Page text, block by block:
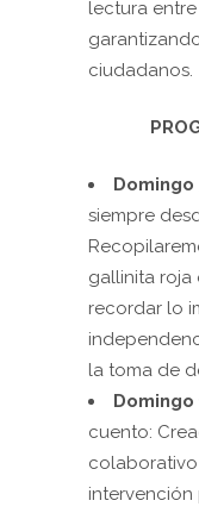
lectura
ciudadanos.
Domingo
siempre
gallinita roja
recordar lo
la toma de
Domingo
cuento:
intervención